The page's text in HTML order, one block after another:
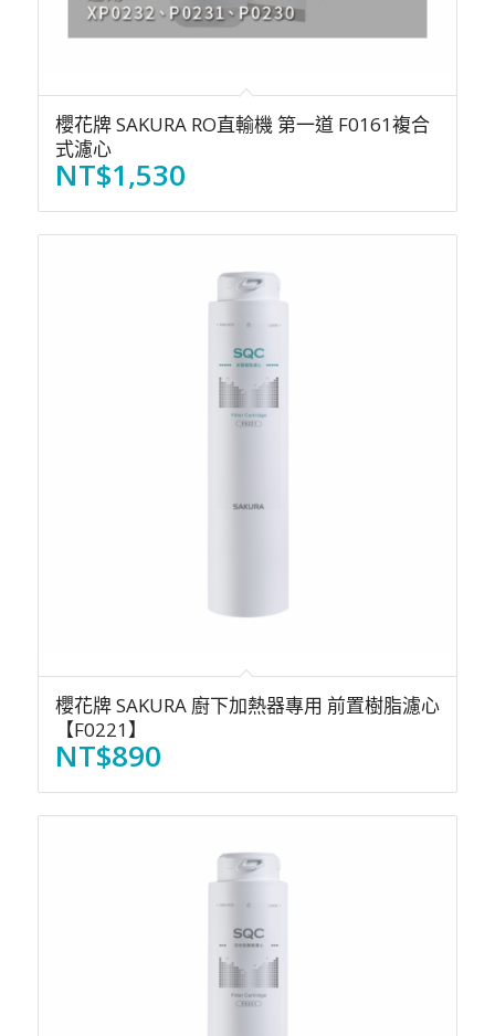
櫻花牌 SAKURA RO直輸機 第一道 F0161複合
式濾心
NT$1,530
櫻花牌 SAKURA 廚下加熱器專用 前置樹脂濾心
【F0221】
NT$890